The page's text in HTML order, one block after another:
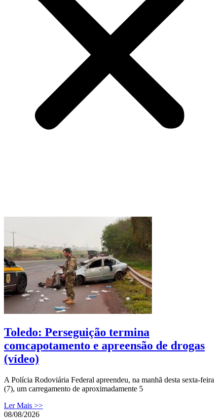
Toledo: Perseguição termina
comcapotamento e apreensão de drogas
(vídeo)
A Polícia Rodoviária Federal apreendeu, na manhã desta sexta-feira
(7), um carregamento de aproximadamente 5
Ler Mais >>
08/08/2026